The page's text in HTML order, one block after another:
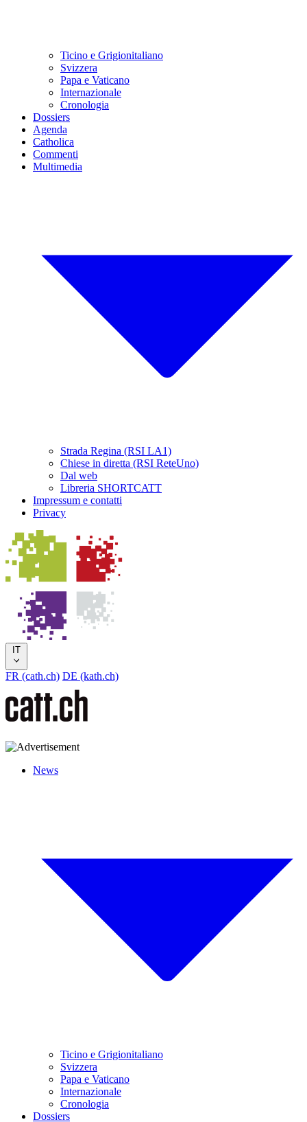
Ticino e Grigionitaliano
Svizzera
Papa e Vaticano
Internazionale
Cronologia
Dossiers
Agenda
Catholica
Commenti
Multimedia
Strada Regina (RSI LA1)
Chiese in diretta (RSI ReteUno)
Dal web
Libreria SHORTCATT
Impressum e contatti
Privacy
IT
FR (cath.ch) DE (kath.ch)
News
Ticino e Grigionitaliano
Svizzera
Papa e Vaticano
Internazionale
Cronologia
Dossiers